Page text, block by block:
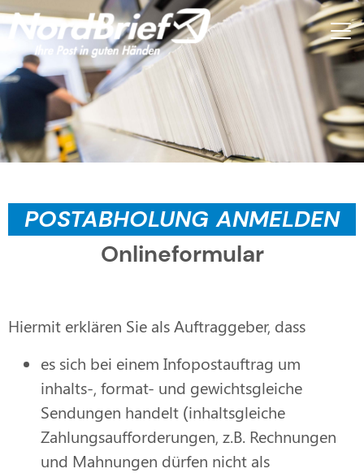
POSTABHOLUNG ANMELDEN
Onlineformular
Hiermit erklären Sie als Auftraggeber, dass
es sich bei einem Infopostauftrag um
inhalts-, format- und gewichtsgleiche
Sendungen handelt (inhaltsgleiche
Zahlungsaufforderungen, z.B. Rechnungen
und Mahnungen dürfen nicht als